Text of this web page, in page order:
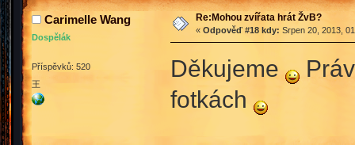
Carimelle Wang
Dospělák
Příspěvků: 520
王
Re:Mohou zvířata hrát ŽvB?
« Odpověď #18 kdy: Srpen 20, 2013,
Děkujeme
fotkách